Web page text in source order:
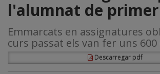
gènere
per
a
l'alumnat
de
inicio
l'alumnat de primer
Emmarcats en assignatures
curs passat els van fer uns
Descarregar pdf